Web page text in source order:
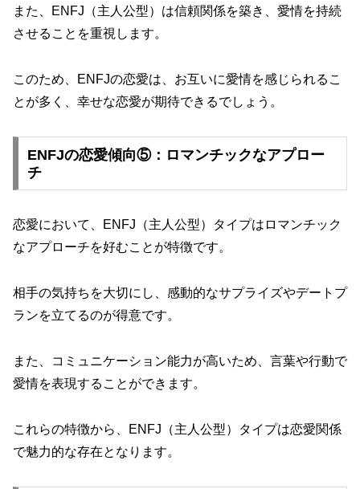
また、ENFJ（主人公型）は信頼関係を築き、愛情を持続
させることを重視します。
このため、ENFJの恋愛は、お互いに愛情を感じられるこ
とが多く、幸せな恋愛が期待できるでしょう。
ENFJの恋愛傾向⑤：ロマンチックなアプロー
チ
恋愛において、ENFJ（主人公型）タイプはロマンチック
なアプローチを好むことが特徴です。
相手の気持ちを大切にし、感動的なサプライズやデートプ
ランを立てるのが得意です。
また、コミュニケーション能力が高いため、言葉や行動で
愛情を表現することができます。
これらの特徴から、ENFJ（主人公型）タイプは恋愛関係
で魅力的な存在となります。